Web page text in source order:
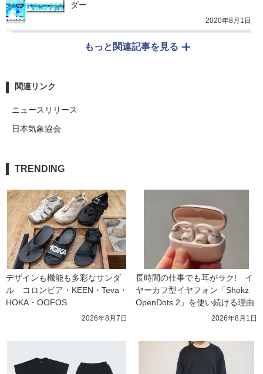
ダー
2020年8月1日
もっと関連記事を見る
関連リンク
ニュースリリース
日本気象協会
TRENDING
デザインも機能も多彩なサンダ
ル　コロンビア・KEEN・Teva・
HOKA・OOFOS
2026年8月7日
長時間の仕事でも耳がラク!　イ
ヤーカフ型イヤフォン「Shokz
OpenDots 2」を使い続ける理由
2026年8月1日